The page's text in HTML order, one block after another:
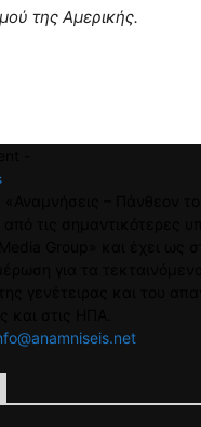
της Αμερικής.